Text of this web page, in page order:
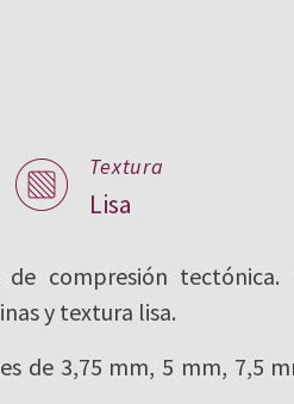
Textura
Lisa
compresión tectónica.
y textura lisa.
de 3,75 mm, 5 mm, 7,5